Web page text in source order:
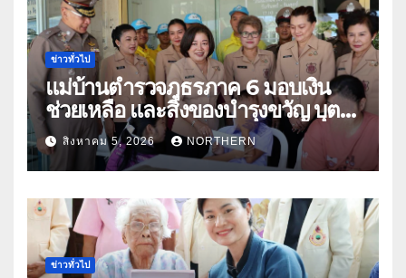
ข่าวทั่วไป
แม่บ้านตำรวจภูธรภาค 6 มอบเงิน
ช่วยเหลือ และสิ่งของบำรุงขวัญ บุตร-
ธิดา ข้าราชการตำรวจจังหวัด
อุทัยธานี
สิงหาคม 5, 2026 NORTHERN
ข่าวทั่วไป